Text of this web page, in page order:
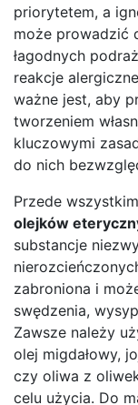
priorytetem, a
może prowadzić
łagodnych
reakcje
ważne jest, aby
tworzeniem
kluczowymi
do nich
Przede
olejków
substancje
zabroniona i
swędzenia,
Zawsze należy
olej migdałowy,
czy oliwa z
celu użycia. Do